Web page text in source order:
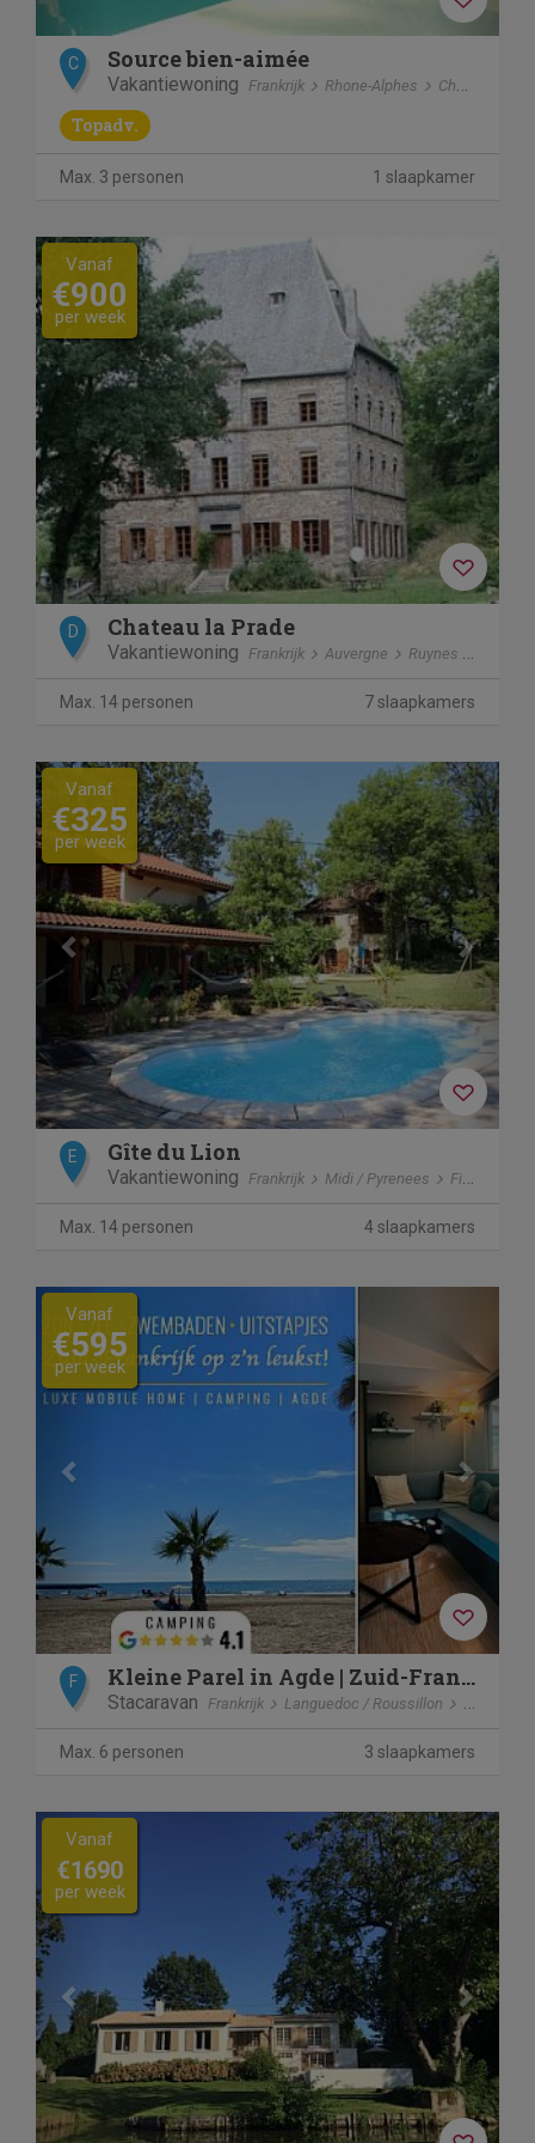
C Source bien-aimée
Vakantiewoning Frankrijk Rhone-Alphes Chanéac
Topadv.
Max. 3 personen 1 slaapkamer
Vanaf
€900
per week
D Chateau la Prade
Vakantiewoning Frankrijk Auvergne Ruynes en Margeride
Max. 14 personen 7 slaapkamers
Previous Next
Vanaf
€325
per week
E Gîte du Lion
Vakantiewoning Frankrijk Midi / Pyrenees Figeac
Max. 14 personen 4 slaapkamers
Previous
Vanaf
€595
per week
F Kleine Parel in Agde | Zuid-Frankrijk
Stacaravan Frankrijk Languedoc / Roussillon Agde
Max. 6 personen 3 slaapkamers
Previous Next
Vanaf
€1690
per week